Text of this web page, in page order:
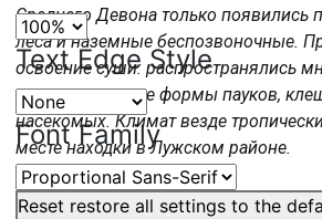
Text Edge Style
Font Family
Reset restore all settings to the
Среднего Девона только появились
леса и наземные беспозвоночные.
освоение суши: распространялись
возникли ранние формы пауков,
насекомых. Климат везде
месте находки в Лужском районе.
И вот нашли этот пень. Нам учёные